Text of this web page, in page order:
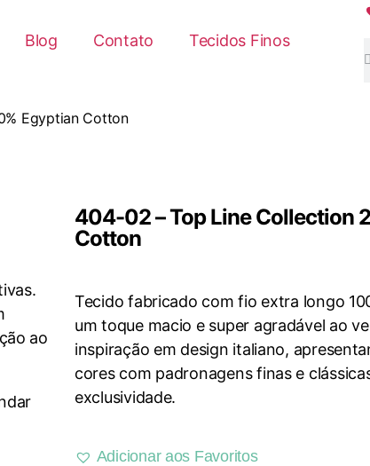
Blog Contato Tecidos Finos
Egyptian Cotton
ao
404-02 – Top Line Collection
Cotton
Tecido fabricado com fio extra longo
um toque macio e super agradável ao
inspiração em design italiano,
cores com padronagens finas e
exclusividade.
Adicionar aos Favoritos